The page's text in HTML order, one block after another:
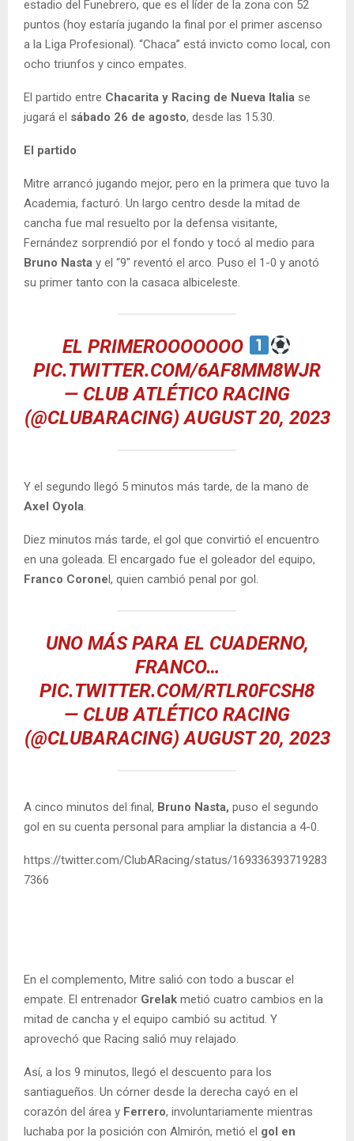
estadio del Funebrero, que es el líder de la zona con 52
puntos (hoy estaría jugando la final por el primer ascenso
a la Liga Profesional). “Chaca” está invicto como local, con
ocho triunfos y cinco empates.
El partido entre Chacarita y Racing de Nueva Italia se
jugará el sábado 26 de agosto, desde las 15.30.
El partido
Mitre arrancó jugando mejor, pero en la primera que tuvo la
Academia, facturó. Un largo centro desde la mitad de
cancha fue mal resuelto por la defensa visitante,
Fernández sorprendió por el fondo y tocó al medio para
Bruno Nasta y el “9″ reventó el arco. Puso el 1-0 y anotó
su primer tanto con la casaca albiceleste.
EL PRIMEROOOOOOO
PIC.TWITTER.COM/6AF8MM8WJR
— CLUB ATLÉTICO RACING
(@CLUBARACING)AUGUST 20, 2023
Y el segundo llegó 5 minutos más tarde, de la mano de
Axel Oyola
Diez minutos más tarde, el gol que convirtió el encuentro
en una goleada. El encargado fue el goleador del equipo,
Franco Coronel, quien cambió penal por gol.
UNO MÁS PARA EL CUADERNO,
FRANCO…
PIC.TWITTER.COM/RTLR0FCSH8
— CLUB ATLÉTICO RACING
(@CLUBARACING)AUGUST 20, 2023
A cinco minutos del final, Bruno Nasta, puso el segundo
gol en su cuenta personal para ampliar la distancia a 4-0.
https://twitter.com/ClubARacing/status/169336393719283
7366
En el complemento, Mitre salió con todo a buscar el
empate. El entrenador Grelak metió cuatro cambios en la
mitad de cancha y el equipo cambió su actitud. Y
aprovechó que Racing salió muy relajado.
Así, a los 9 minutos, llegó el descuento para los
santiagueños. Un córner desde la derecha cayó en el
corazón del área y Ferrero, involuntariamente mientras
luchaba por la posición con Almirón, metió el gol en